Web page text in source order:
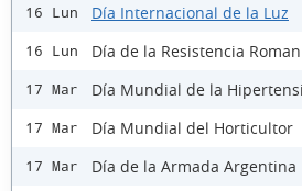
16 Lun Día Internacional de la Luz
16 Lun Día de la Resistencia
17 Mar Día Mundial de la
17 Mar Día Mundial del Horticultor
17 Mar Día de la Armada Argentina